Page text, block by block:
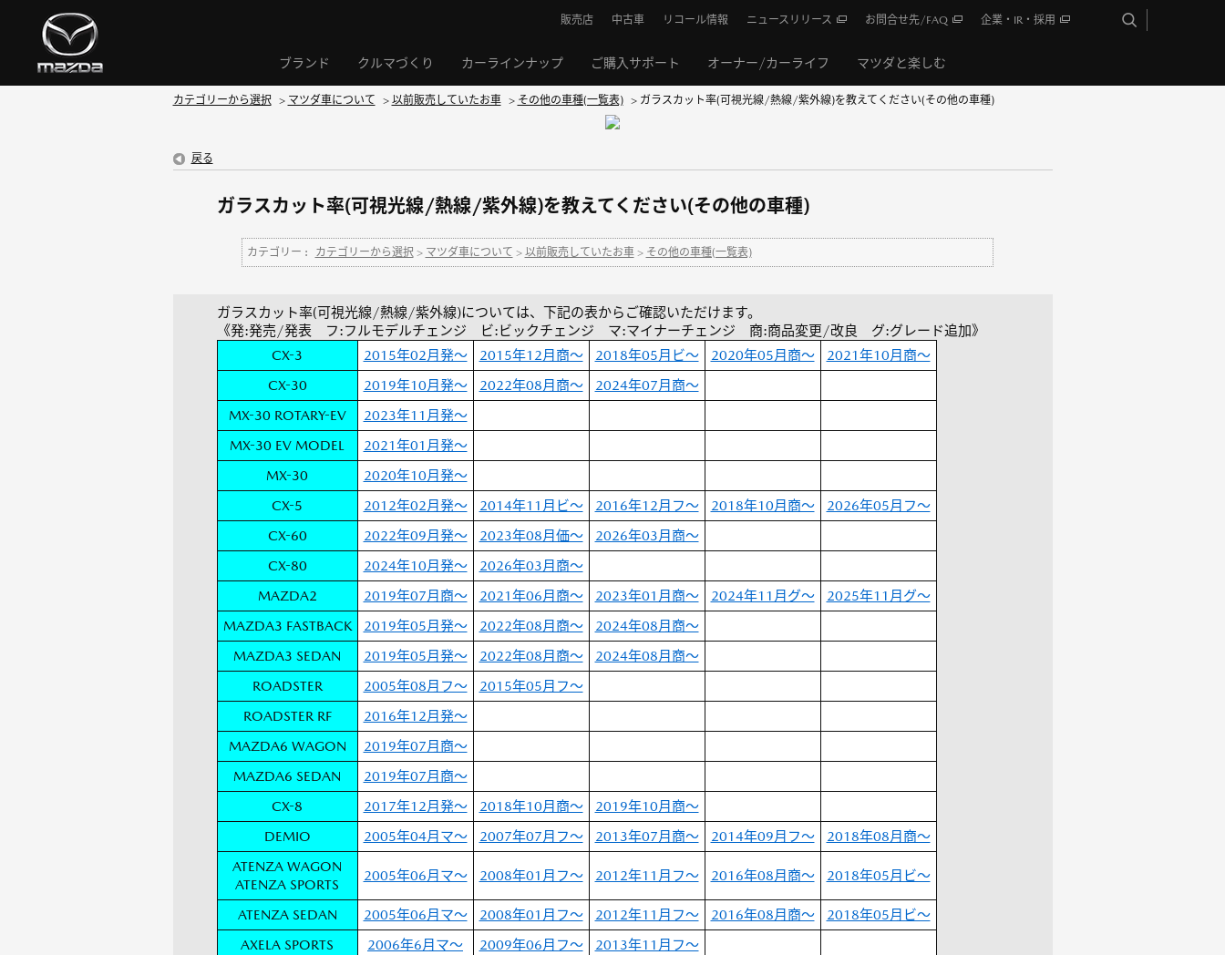
ブランド クルマづくり カーラインナップ ご購入サポート オーナー/カーライフ マツダと楽しむ
販売店 中古車 リコール情報 ニュースリリース お問合せ先/FAQ 企業・IR・採用
カテゴリーから選択 > マツダ車について > 以前販売していたお車 > その他の車種(一覧表) > ガラスカット率(可視光線/熱線/紫外線)を教えてください(その他の車種)
戻る
ガラスカット率(可視光線/熱線/紫外線)を教えてください(その他の車種)
カテゴリー : カテゴリーから選択 > マツダ車について > 以前販売していたお車> その他の車種(一覧表)
ガラスカット率(可視光線/熱線/紫外線)については、下記の表からご確認いただけます。
《発:発売/発表 フ:フルモデルチェンジ ビ:ビックチェンジ マ:マイナーチェンジ 商:商品変更/改良 グ:グレード追加》
CX-3
2015年02月発～ 2015年12月商～ 2018年05月ビ～ 2020年05月商～
2021年10月商～
CX-30
2019年10月発～ 2022年08月商～
2024年07月商～
MX-30 ROTARY-EV
2023年11月発～
MX-30 EV MODEL
2021年01月発～
MX-30
2020年10月発～
CX-5
2012年02月発～ 2014年11月ビ～ 2016年12月フ～ 2018年10月商～
2026年05月フ～
CX-60
2022年09月発～ 2023年08月価～
2026年03月商～
CX-80
2024年10月発～
2026年03月商～
MAZDA2
2019年07月商～ 2021年06月商～ 2023年01月商～ 2024年11月グ～
2025年11月グ～
MAZDA3 FASTBACK
2019年05月発～ 2022年08月商～
2024年08月商～
MAZDA3 SEDAN
2019年05月発～ 2022年08月商～
2024年08月商～
ROADSTER
2005年08月フ～
2015年05月フ～
ROADSTER RF
2016年12月発～
MAZDA6 WAGON
2019年07月商～
MAZDA6 SEDAN
2019年07月商～
CX-8
2017年12月発～ 2018年10月商～
2019年10月商～
DEMIO
2005年04月マ～ 2007年07月フ～ 2013年07月商～ 2014年09月フ～
2018年08月商～
ATENZA WAGON
ATENZA SPORTS
2005年06月マ～ 2008年01月フ～ 2012年11月フ～ 2016年08月商～ 2018年05月ビ～
ATENZA SEDAN 2005年06月マ～ 2008年01月フ～ 2012年11月フ～ 2016年08月商～
2018年05月ビ～
AXELA SPORTS
2006年6月マ～ 2009年06月フ～
2013年11月フ～